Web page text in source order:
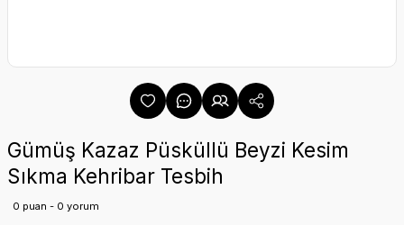
Gümüş Kazaz Püsküllü Beyzi Kesim
Sıkma Kehribar Tesbih
0 puan - 0 yorum